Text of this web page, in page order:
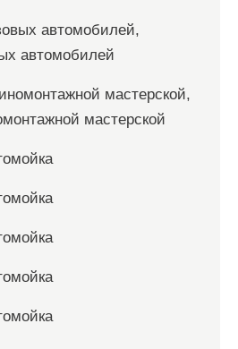
автомобилей,
автомобилей
мастерской,
мастерской